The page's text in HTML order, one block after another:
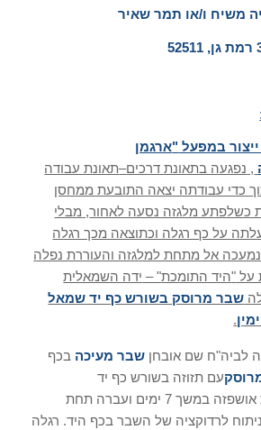
משיח ו/או תמר שאיר
רמת גן, 52511
במפעל "ארגמן
, נפגעה בתאונת דרכים–תאונת עבודה
כדי עבודתה יצאה התובעת ממחסן
כשלפתע מלגזה נסעה לאחור, מבלי
על כף רגלה וכתוצאה מכך רגלה
אל מתחת למלגזה והעוררת נפלה
על "היד התומכת" – ידה השמאלית
שבר מרוסק בשורש כף יד שמאל
.
לביה"ח שם אובחן שבר מעיכה בכף
עם תזוזה בשורש כף יד
שמאל. העוררת אושפזה במשך 7 ימים ועברה תחת
לרדוקציה של השבר בכף היד. רגלה